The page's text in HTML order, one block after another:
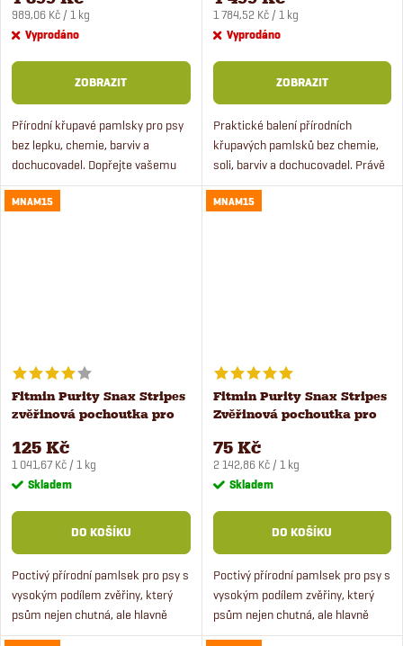
Měrná
cena:
989,06 Kč / 1 kg
Vyprodáno
ZOBRAZIT
Přírodní křupavé pamlsky pro psy
bez lepku, chemie, barviv a
dochucovadel. Dopřejte vašemu
pejskovi kvalitní pamlsek, který ho
nejen potěší, ale zároveň mu
Měrná
cena:
1 784,52 Kč / 1 kg
Vyprodáno
ZOBRAZIT
Praktické balení přírodních
křupavých pamlsků bez chemie,
soli, barviv a dochucovadel. Právě
teď 17% zvýhodnění. Odměňte
Vašeho pejska kvalitním
MNAM15
Fitmin Purity Snax Stripes
zvěřinová pochoutka pro
125 Kč
Měrná
cena:
1 041,67 Kč / 1 kg
Skladem
DO KOŠÍKU
Poctivý přírodní pamlsek pro psy s
vysokým podílem zvěřiny, který
psům nejen chutná, ale hlavně
prospívá.
MNAM15
Fitmin Purity Snax Stripes
Zvěřinová pochoutka pro
75 Kč
Měrná
cena:
2 142,86 Kč / 1 kg
Skladem
DO KOŠÍKU
Poctivý přírodní pamlsek pro psy s
vysokým podílem zvěřiny, který
psům nejen chutná, ale hlavně
prospívá.